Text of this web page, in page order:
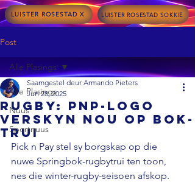
LUISTER ROSESTAD X LUISTER ROSESTAD SOKKIE
Post
Alle Plasings
Nuus
Sportnuus
Alle Plasings
RUGBY: PnP-logo
verskyn nou op Bok-
trui
Saamgestel deur Armando Pieters
Jun 28, 2025
Pick n Pay stel sy borgskap op die
nuwe Springbok-rugbytrui ten toon,
nes die winter-rugby-seisoen afskop.